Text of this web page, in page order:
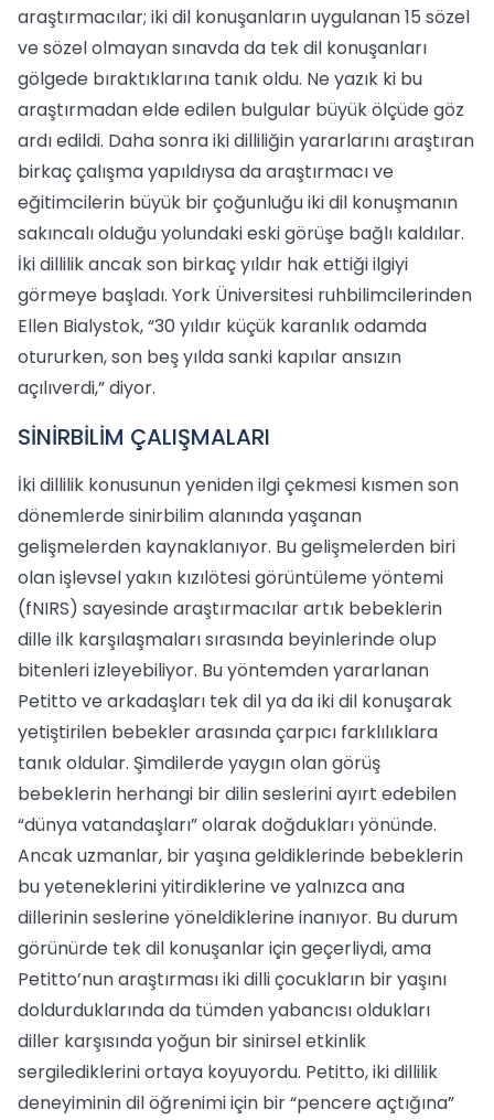
araştırmacılar; iki dil konuşanların uygulanan 15 sözel
ve sözel olmayan sınavda da tek dil konuşanları
gölgede bıraktıklarına tanık oldu. Ne yazık ki bu
araştırmadan elde edilen bulgular büyük ölçüde göz
ardı edildi. Daha sonra iki dilliliğin yararlarını araştıran
birkaç çalışma yapıldıysa da araştırmacı ve
eğitimcilerin büyük bir çoğunluğu iki dil konuşmanın
sakıncalı olduğu yolundaki eski görüşe bağlı kaldılar.
İki dillilik ancak son birkaç yıldır hak ettiği ilgiyi
görmeye başladı. York Üniversitesi ruhbilimcilerinden
Ellen Bialystok, “30 yıldır küçük karanlık odamda
otururken, son beş yılda sanki kapılar ansızın
açılıverdi,” diyor.
SİNİRBİLİM ÇALIŞMALARI
İki dillilik konusunun yeniden ilgi çekmesi kısmen son
dönemlerde sinirbilim alanında yaşanan
gelişmelerden kaynaklanıyor. Bu gelişmelerden biri
olan işlevsel yakın kızılötesi görüntüleme yöntemi
(fNIRS) sayesinde araştırmacılar artık bebeklerin
dille ilk karşılaşmaları sırasında beyinlerinde olup
bitenleri izleyebiliyor. Bu yöntemden yararlanan
Petitto ve arkadaşları tek dil ya da iki dil konuşarak
yetiştirilen bebekler arasında çarpıcı farklılıklara
tanık oldular. Şimdilerde yaygın olan görüş
bebeklerin herhangi bir dilin seslerini ayırt edebilen
“dünya vatandaşları” olarak doğdukları yönünde.
Ancak uzmanlar, bir yaşına geldiklerinde bebeklerin
bu yeteneklerini yitirdiklerine ve yalnızca ana
dillerinin seslerine yöneldiklerine inanıyor. Bu durum
görünürde tek dil konuşanlar için geçerliydi, ama
Petitto’nun araştırması iki dilli çocukların bir yaşını
doldurduklarında da tümden yabancısı oldukları
diller karşısında yoğun bir sinirsel etkinlik
sergilediklerini ortaya koyuyordu. Petitto, iki dillilik
deneyiminin dil öğrenimi için bir “pencere açtığına”